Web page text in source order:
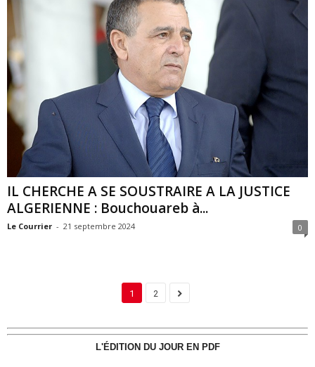
IL CHERCHE A SE SOUSTRAIRE A LA JUSTICE
ALGERIENNE : Bouchouareb à...
Le Courrier - 21 septembre 2024 0
1 2
L'ÉDITION DU JOUR EN PDF